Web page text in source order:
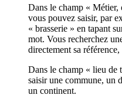
Dans le champ « Métier,
vous pouvez saisir, par
« brasserie » en tapant
mot. Vous recherchez
directement sa
Dans le champ « lieu de
saisir une commune, un
un continent.